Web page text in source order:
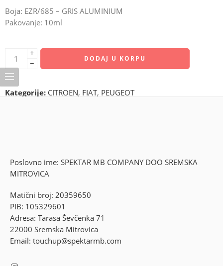
Boja: EZR/685 – GRIS ALUMINIUM
Pakovanje: 10ml
+
−
DODAJ U KORPU
Kategorije: CITROEN, FIAT, PEUGEOT
Poslovno ime: SPEKTAR MB COMPANY DOO SREMSKA
MITROVICA
Matični broj: 20359650
PIB: 105329601
Adresa: Tarasa Ševčenka 71
22000 Sremska Mitrovica
Email: touchup@spektarmb.com